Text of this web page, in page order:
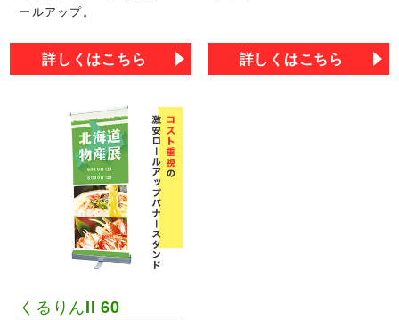
ールアップ。
詳しくはこちら 詳しくはこちら
くるりんII 60